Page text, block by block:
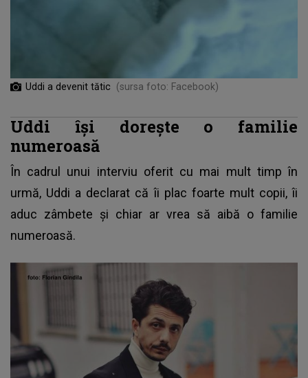
Uddi a devenit tătic (sursa foto: Facebook)
Uddi își dorește o familie
numeroasă
În cadrul unui interviu oferit cu mai mult timp în
urmă, Uddi a declarat că îi plac foarte mult copii, îi
aduc zâmbete și chiar ar vrea să aibă o familie
numeroasă.